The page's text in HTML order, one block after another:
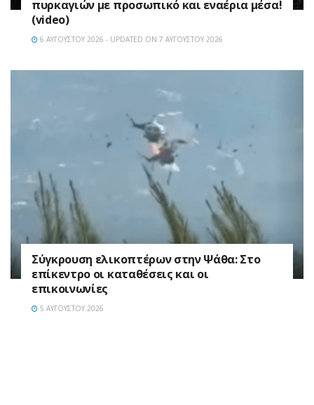
πυρκαγιών με προσωπικό και εναέρια μέσα!
(video)
6 ΑΥΓΟΎΣΤΟΥ 2026 - UPDATED ON 7 ΑΥΓΟΎΣΤΟΥ 2026
Σύγκρουση ελικοπτέρων στην Ψάθα: Στο
επίκεντρο οι καταθέσεις και οι
επικοινωνίες
5 ΑΥΓΟΎΣΤΟΥ 2026